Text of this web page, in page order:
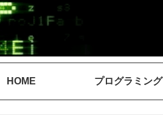
HOME プログラミング